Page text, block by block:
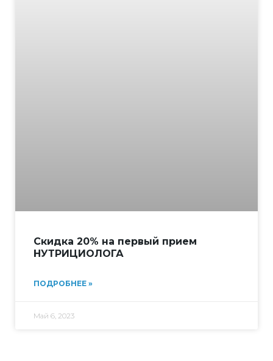
Скидка 20% на первый прием
НУТРИЦИОЛОГА
ПОДРОБНЕЕ »
Май 6, 2023